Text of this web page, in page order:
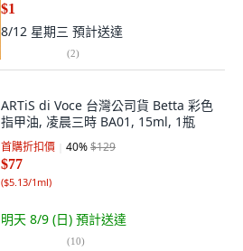
$1
8/12 星期三 預計送達
(2)
ARTiS di Voce 台灣公司貨 Betta 彩色
指甲油, 凌晨三時 BA01, 15ml, 1瓶
首購折扣價 40%$129
$77
($5.13/1ml)
明天 8/9 (日) 預計送達
(10)